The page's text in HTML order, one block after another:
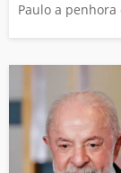
Paulo a